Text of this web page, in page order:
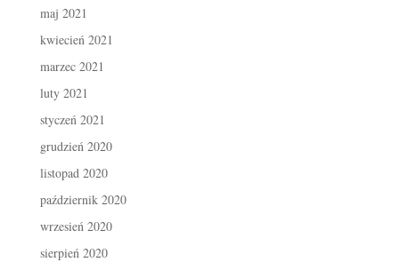
maj 2021
kwiecień 2021
marzec 2021
luty 2021
styczeń 2021
grudzień 2020
listopad 2020
październik 2020
wrzesień 2020
sierpień 2020